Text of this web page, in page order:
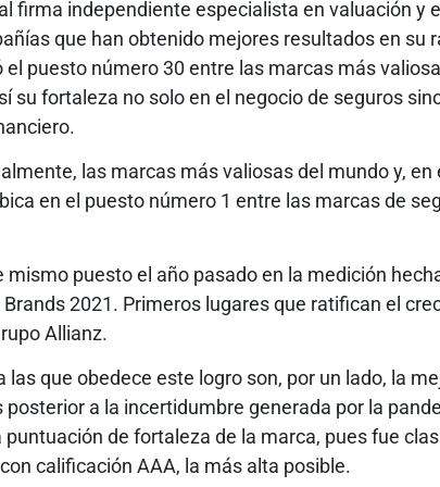
firma independiente especialista en valuación y
que han obtenido mejores resultados en su
el puesto número 30 entre las marcas más
su fortaleza no solo en el negocio de seguros
las marcas más valiosas del mundo y, en
en el puesto número 1 entre las marcas de
mismo puesto el año pasado en la medición
2021. Primeros lugares que ratifican el
Allianz.
las que obedece este logro son, por un lado, la
a la incertidumbre generada por la
puntuación de fortaleza de la marca, pues fue
calificación AAA, la más alta posible.